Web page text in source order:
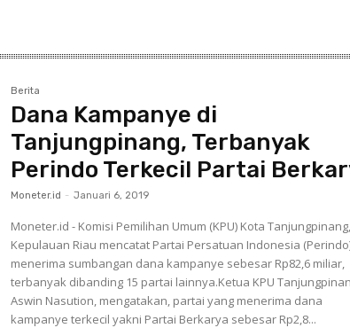
Berita
Dana Kampanye di
Tanjungpinang, Terbanyak
Perindo Terkecil Partai
Moneter.id - Januari 6, 2019
Moneter.id - Komisi Pemilihan Umum (KPU) Kota Tanjungpinang,
Kepulauan Riau mencatat Partai Persatuan Indonesia
menerima sumbangan dana kampanye sebesar Rp82,6 miliar,
terbanyak dibanding 15 partai lainnya.Ketua KPU
Aswin Nasution, mengatakan, partai yang menerima dana
kampanye terkecil yakni Partai Berkarya sebesar Rp2,8...